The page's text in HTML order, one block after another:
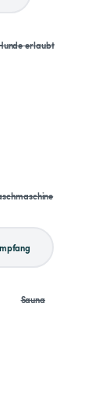
erlaubt
Sauna